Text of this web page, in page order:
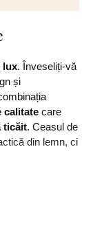
lux. Înveseliți-vă
și
calitate care
ticăit. Ceasul de
din lemn, ci
din